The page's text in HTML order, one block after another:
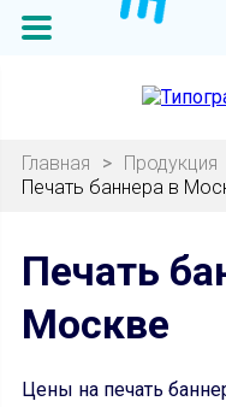
Главная > Продукция
Печать баннера в
Печать
Москве
Цены на печать